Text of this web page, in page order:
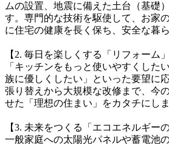
ムの設置、地震に備えた土台（基礎
す。専門的な技術を駆使して、お家
に住宅の健康を長く保ち、安全な暮
【2. 毎日を楽しくする「リフォーム」
「キッチンをもっと使いやすくした
族に優しくしたい」といった要望に
張り替えから大規模な改修まで、今
せた「理想の住まい」をカタチにしま
【3. 未来をつくる「エコエネルギー
一般家庭への太陽光パネルや蓄電池